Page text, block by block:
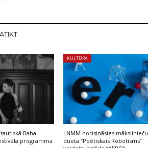
Baha
programma
KULTŪRA
LNMM norisināsies mākslinieču
dueta “Poētiskais Robotisms”